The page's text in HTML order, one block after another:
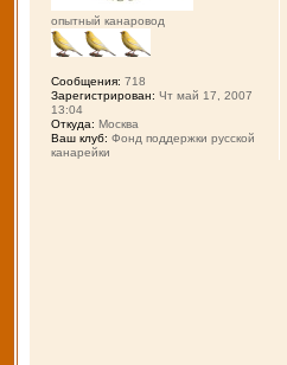
опытный канаровод
Сообщения: 718
Зарегистрирован: Чт май 17, 2007
13:04
Откуда: Москва
Ваш клуб: Фонд поддержки русской
канарейки